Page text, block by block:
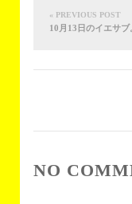
« PREVIOUS POST
10月13日のイエサブ
NO